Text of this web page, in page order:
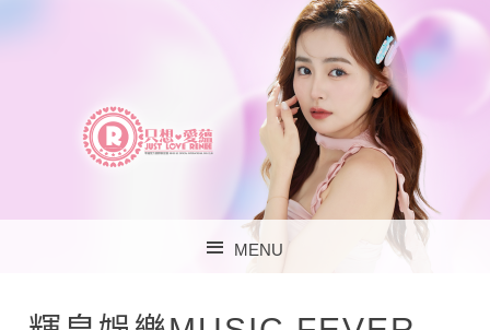
李蘊官方歌迷會 – 只
想‧愛蘊
MENU